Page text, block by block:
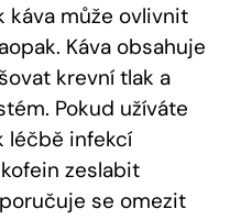
káva může ovlivnit
Káva obsahuje
krevní tlak a
Pokud užíváte
léčbě infekcí
zeslabit
se omezit